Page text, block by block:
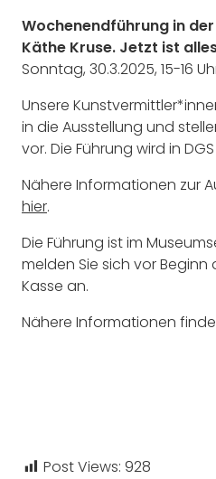
Wochenendführung in
Käthe Kruse. Jetzt ist
Sonntag, 30.3.2025, 15-16
Unsere
in die Ausstellung und
vor. Die Führung wird in
Nähere Informationen zur
hier.
Die Führung ist im
melden Sie sich vor Beginn
Kasse an.
Nähere Informationen
Post Views: 928